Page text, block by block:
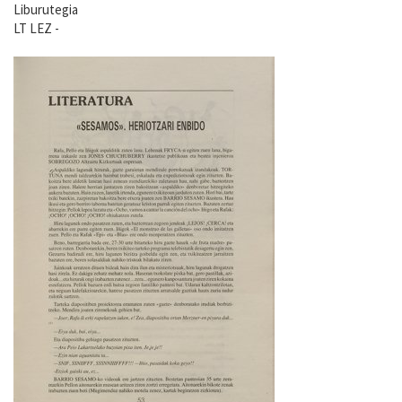
Liburutegia
LT LEZ -